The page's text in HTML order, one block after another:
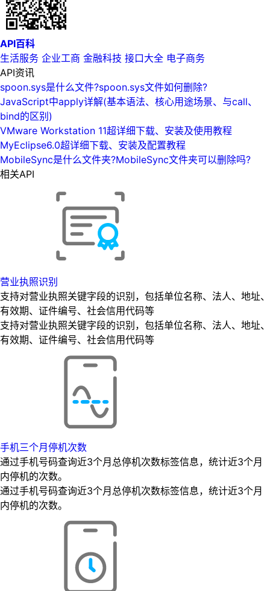
API百科
生活服务 企业工商 金融科技 接口大全 电子商务
API资讯
spoon.sys是什么文件?spoon.sys文件如何删除?
JavaScript中apply详解(基本语法、核心用途场景、与call、
bind的区别)
VMware Workstation 11超详细下载、安装及使用教程
MyEclipse6.0超详细下载、安装及配置教程
MobileSync是什么文件夹?MobileSync文件夹可以删除吗?
相关API
营业执照识别
支持对营业执照关键字段的识别，包括单位名称、法人、地址、
有效期、证件编号、社会信用代码等
支持对营业执照关键字段的识别，包括单位名称、法人、地址、
有效期、证件编号、社会信用代码等
手机三个月停机次数
通过手机号码查询近3个月总停机次数标签信息，统计近3个月
内停机的次数。
通过手机号码查询近3个月总停机次数标签信息，统计近3个月
内停机的次数。